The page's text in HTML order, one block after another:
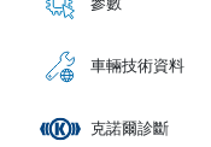
車輛技術資料
克諾爾診斷